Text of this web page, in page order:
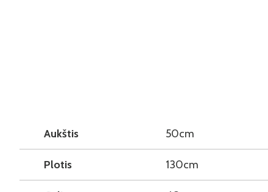
Aukštis 50cm
Plotis 130cm